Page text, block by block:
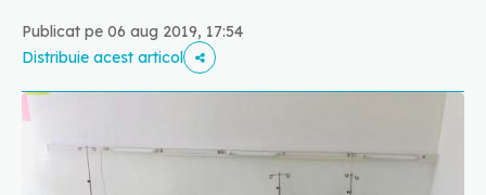
Publicat pe 06 aug 2019, 17:54
Distribuie acest articol